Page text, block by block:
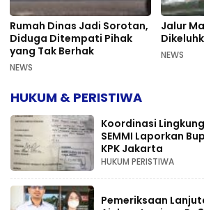
Rumah Dinas Jadi Sorotan,
Diduga Ditempati Pihak
yang Tak Berhak
NEWS
Jalur
NEWS
HUKUM & PERISTIWA
Koordinasi
SEMMI Laporkan
KPK Jakarta
HUKUM PERISTIWA
Pemeriksaan